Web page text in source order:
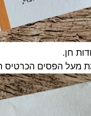
חן.
מעל הפסים הכרטיס